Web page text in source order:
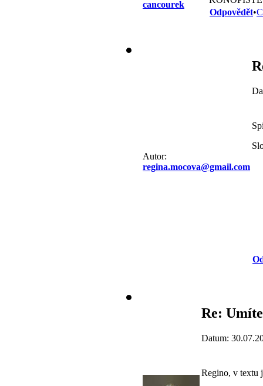
cancourek
Odpovědět•
Autor:
regina.mocova@gmail.com
Re:
Datum:
Regino, v textu